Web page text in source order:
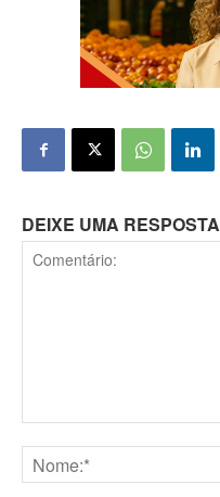
DEIXE UMA RESPOSTA